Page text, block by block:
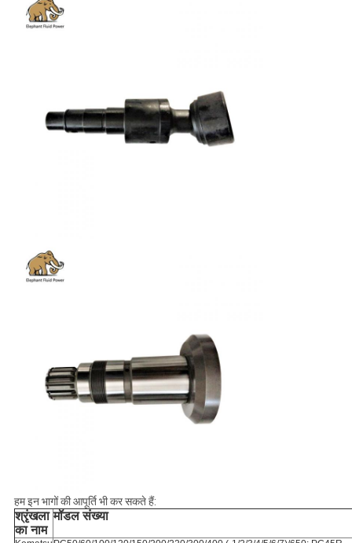
हम इन भागों की आपूर्ति भी कर सकते हैं:
श्रृंखला
का नाम
मॉडल संख्या